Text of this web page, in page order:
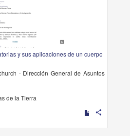
y sus aplicaciones de un cuerpo
- Dirección General de Asuntos
de la Tierra
share